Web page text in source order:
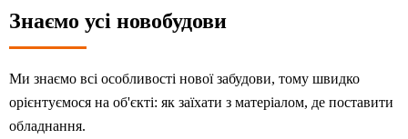
Знаємо усі новобудови
Ми знаємо всі особливості нової забудови, тому швидко
орієнтуємося на об'єкті: як заїхати з матеріалом, де поставити
обладнання.